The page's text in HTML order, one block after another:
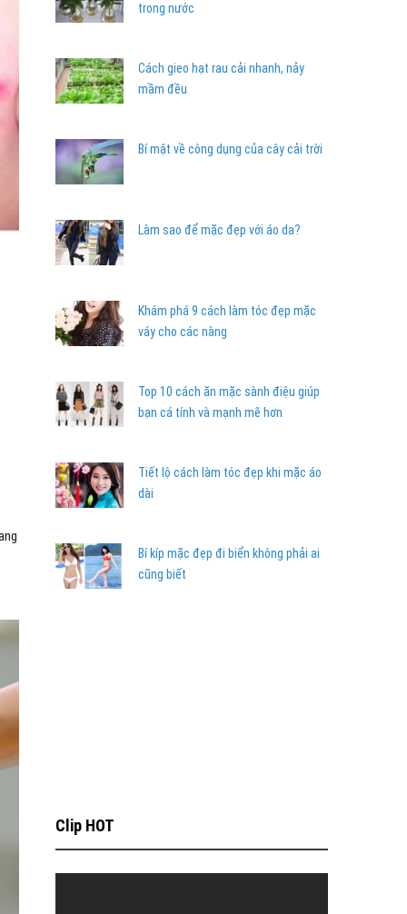
trong nước
Cách gieo hạt rau cải nhanh, nảy
mầm đều
Bí mật về công dụng của cây cải trời
Làm sao để mặc đẹp với áo da?
Khám phá 9 cách làm tóc đẹp mặc
váy cho các nàng
Top 10 cách ăn mặc sành điệu giúp
bạn cá tính và mạnh mẽ hơn
Tiết lộ cách làm tóc đẹp khi mặc áo
dài
Bí kíp mặc đẹp đi biển không phải ai
cũng biết
Clip HOT